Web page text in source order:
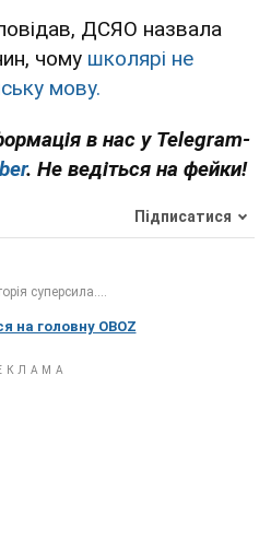
ДСЯО назвала
чому школярі не
мову.
в нас у Telegram-
. Не ведіться на фейки!
Підписатися
суперсила....
на головну OBOZ